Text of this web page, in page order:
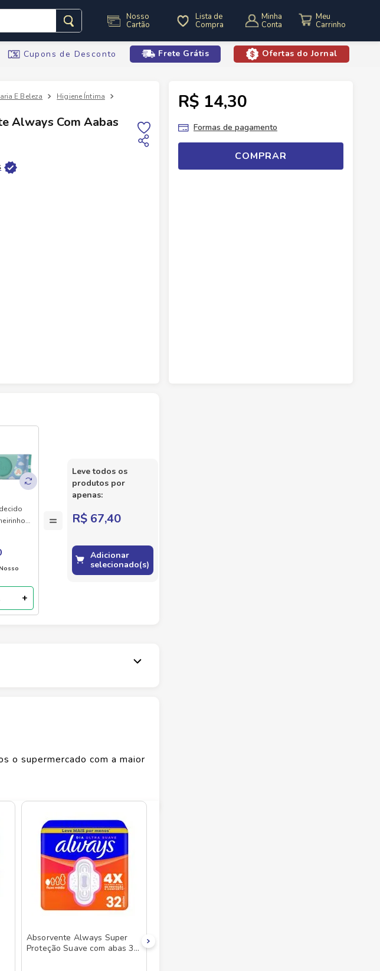
Nosso
Cartão
Lista de
Compra
Minha
Conta
Cupons de Desconto Frete Grátis Ofertas do Jornal
E Beleza Higiene Íntima Absorvente Always Com Aabas XG Com 8
Always Com Aabas
+
=
Leve todos os
produtos por
apenas:
R$ 67,40
Adicionar
selecionado(s)
o supermercado com a maior
Absorvente Always Super
Proteção Suave com abas 32
R$ 14,30
Formas de pagamento
COMPRAR